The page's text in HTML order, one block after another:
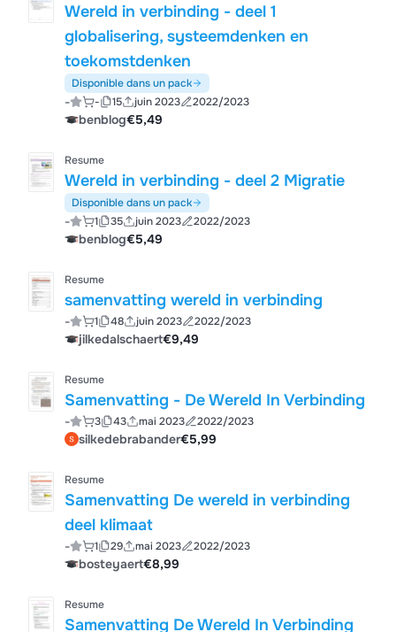
Wereld in verbinding - deel 1
globalisering, systeemdenken en
toekomstdenken
Disponible dans un pack
- - 15 juin 2023 2022/2023
benblog€5,49
Resume
Wereld in verbinding - deel 2 Migratie
Disponible dans un pack
- 1 35 juin 2023 2022/2023
benblog€5,49
Resume
samenvatting wereld in verbinding
- 1 48 juin 2023 2022/2023
jilkedalschaert€9,49
Resume
Samenvatting - De Wereld In Verbinding
- 3 43 mai 2023 2022/2023
silkedebrabander€5,99
Resume
Samenvatting De wereld in verbinding
deel klimaat
- 1 29 mai 2023 2022/2023
bosteyaert€8,99
Resume
Samenvatting De Wereld In Verbinding